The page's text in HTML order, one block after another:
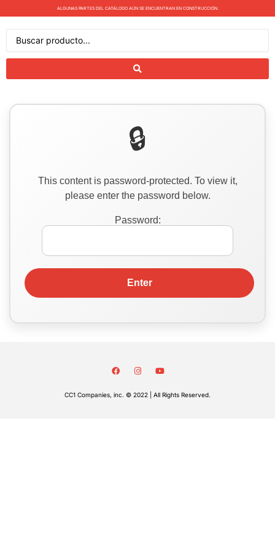
ALGUNAS PARTES DEL CATÁLOGO AÚN SE ENCUENTRAN EN CONSTRUCCIÓN.
This content is password-protected. To view it,
please enter the password below.
Password:
CC1 Companies, inc. © 2022 | All Rights Reserved.